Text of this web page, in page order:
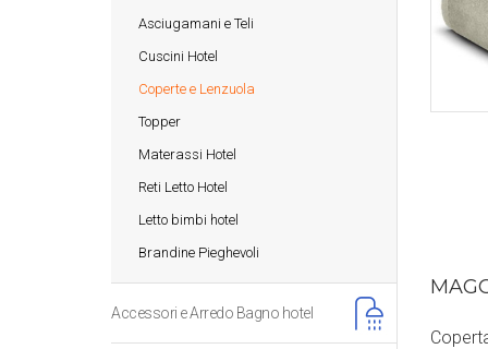
Asciugamani e Teli
Cuscini Hotel
Coperte e Lenzuola
Topper
Materassi Hotel
Reti Letto Hotel
Letto bimbi hotel
Brandine Pieghevoli
Accessori e Arredo Bagno hotel